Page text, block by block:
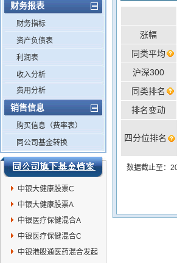
财务报表
财务指标
资产负债表
利润表
收入分析
费用分析
销售信息
购买信息（费率表）
同公司基金转换
中银大健康股票C
中银大健康股票A
中银医疗保健混合A
中银医疗保健混合C
中银港股通医药混合发起
涨幅
同类平均
沪深300
同类排名
排名变动
四分位排名
数据截止至：